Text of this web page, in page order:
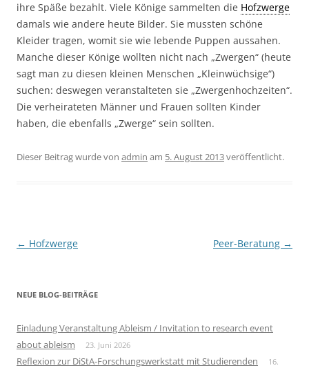
ihre Späße bezahlt. Viele Könige sammelten die Hofzwerge
damals wie andere heute Bilder. Sie mussten schöne
Kleider tragen, womit sie wie lebende Puppen aussahen.
Manche dieser Könige wollten nicht nach „Zwergen“ (heute
sagt man zu diesen kleinen Menschen „Kleinwüchsige“)
suchen: deswegen veranstalteten sie „Zwergenhochzeiten“.
Die verheirateten Männer und Frauen sollten Kinder
haben, die ebenfalls „Zwerge“ sein sollten.
Dieser Beitrag wurdevon admin am 5. August 2013veröffentlicht.
Beitragsnavigation
← Hofzwerge Peer-Beratung →
NEUE BLOG-BEITRÄGE
Einladung Veranstaltung Ableism / Invitation to research event
about ableism
23. Juni 2026
Reflexion zur DiStA-Forschungswerkstatt mit Studierenden
16.